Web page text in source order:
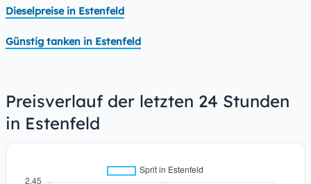
Dieselpreise in Estenfeld
Günstig tanken in Estenfeld
Preisverlauf der letzten 24 Stunden
in Estenfeld